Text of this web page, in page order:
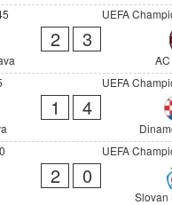
UEFA
2 3
UEFA
1 4
UEFA
2 0
Slovan